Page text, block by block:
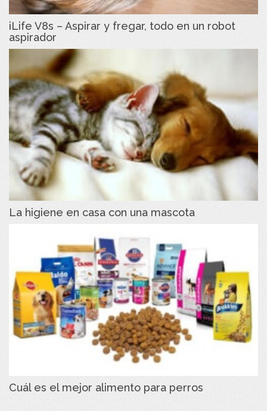
iLife V8s – Aspirar y fregar, todo en un robot
aspirador
La higiene en casa con una mascota
Cuál es el mejor alimento para perros